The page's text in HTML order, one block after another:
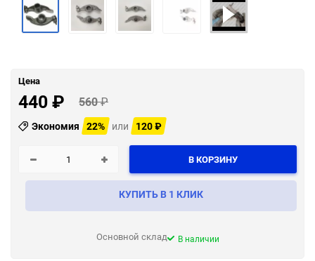
Цена
440₽ 560₽
Экономия 22% или 120₽
В КОРЗИНУ
КУПИТЬ В 1 КЛИК
Основной склад В наличии